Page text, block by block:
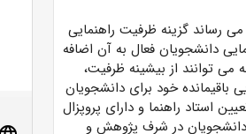
می رساند گزینه ظرفیت راهنمایی
دانشجویان فعال به آن اضافه
توانند از بیشینه ظرفیت،
باقیمانده خود برای دانشجویان
استاد راهنما و دارای پروپزال
در شرف پژوهش و